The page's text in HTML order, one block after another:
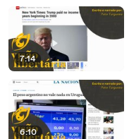
7:14
6:10